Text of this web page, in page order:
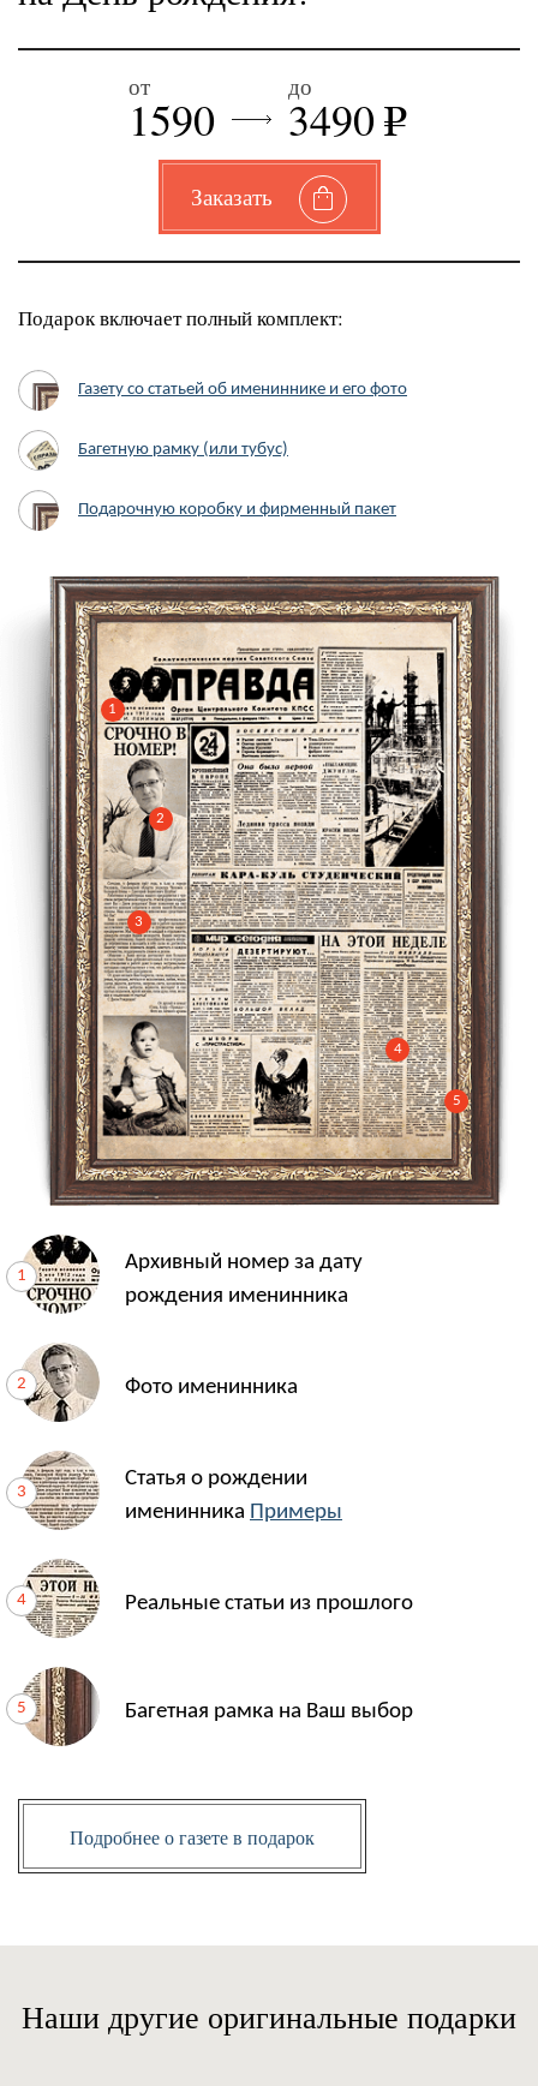
от
1590
до
3490 e
Заказать
Подарок включает полный комплект:
Газету со статьей об имениннике и его фото
Багетную рамку (или тубус)
Подарочную коробку и фирменный пакет
1
2
3
4
5
Архивный номер за дату
рождения именинника
Фото именинника
Статья о рождении
именинника Примеры
Реальные статьи из прошлого
Багетная рамка на Ваш выбор
Подробнее о газете в подарок
Наши другие оригинальные подарки